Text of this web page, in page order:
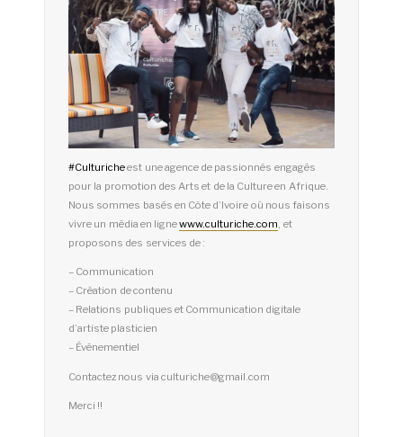
#Culturicheest une agence de passionnés engagés
pour la promotion des Arts et de la Culture en Afrique.
Nous sommes basés en Côte d’Ivoire où nous faisons
vivre un média en lignewww.culturiche.com, et
proposons des services de :
– Communication
– Création de contenu
– Relations publiques et Communication digitale
d’artiste plasticien
– Événementiel
Contactez nous via culturiche@gmail.com
Merci !!